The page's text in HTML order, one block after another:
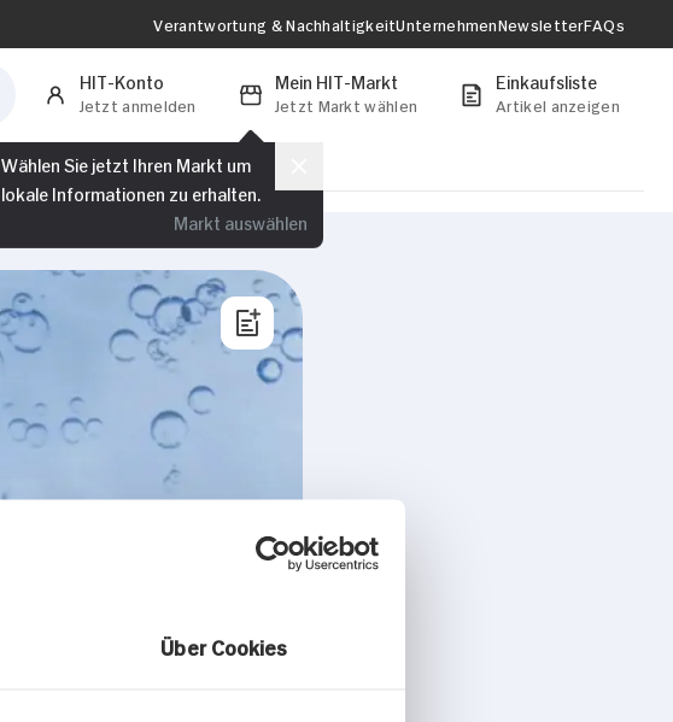
Verantwortung & NachhaltigkeitUnternehmenNewsletterFAQs
HIT-Konto
Jetzt anmelden
Mein HIT-Markt
Jetzt Markt wählen
Wählen Sie jetzt Ihren Markt um
lokale Informationen zu erhalten.
Markt auswählen
Einkaufsliste
Artikel anzeigen